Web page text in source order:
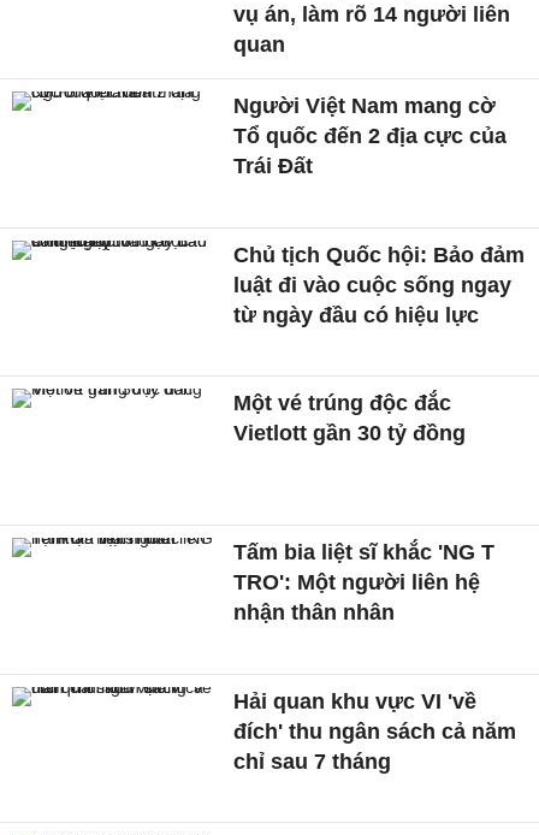
vụ án, làm rõ 14 người liên
quan
Người Việt Nam mang cờ
Tổ quốc đến 2 địa cực của
Trái Đất
Chủ tịch Quốc hội: Bảo đảm
luật đi vào cuộc sống ngay
từ ngày đầu có hiệu lực
Một vé trúng độc đắc
Vietlott gần 30 tỷ đồng
Tấm bia liệt sĩ khắc 'NG T
TRO': Một người liên hệ
nhận thân nhân
Hải quan khu vực VI 'về
đích' thu ngân sách cả năm
chỉ sau 7 tháng